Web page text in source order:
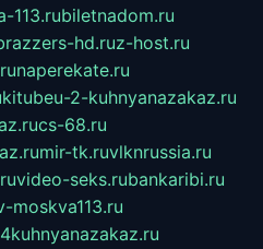
113.rubiletnadom.ru
hd.ruz-host.ru
naperekate.ru
kitubeu-2-kuhnyanazakaz.ru
cs-68.ru
mir-tk.ruvlknrussia.ru
video-seks.rubankaribi.ru